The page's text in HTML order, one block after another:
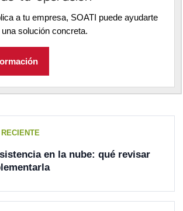
a tu empresa, SOATI puede ayudarte
solución concreta.
en la nube: qué revisar